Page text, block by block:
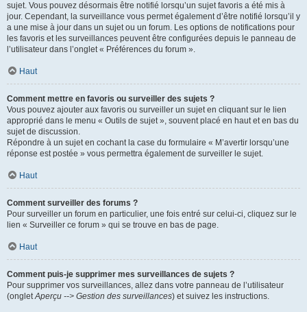
sujet. Vous pouvez désormais être notifié lorsqu’un sujet favoris a été mis à
jour. Cependant, la surveillance vous permet également d’être notifié lorsqu’il y
a une mise à jour dans un sujet ou un forum. Les options de notifications pour
les favoris et les surveillances peuvent être configurées depuis le panneau de
l’utilisateur dans l’onglet « Préférences du forum ».
Haut
Comment mettre en favoris ou surveiller des sujets ?
Vous pouvez ajouter aux favoris ou surveiller un sujet en cliquant sur le lien
approprié dans le menu « Outils de sujet », souvent placé en haut et en bas du
sujet de discussion.
Répondre à un sujet en cochant la case du formulaire « M’avertir lorsqu’une
réponse est postée » vous permettra également de surveiller le sujet.
Haut
Comment surveiller des forums ?
Pour surveiller un forum en particulier, une fois entré sur celui-ci, cliquez sur le
lien « Surveiller ce forum » qui se trouve en bas de page.
Haut
Comment puis-je supprimer mes surveillances de sujets ?
Pour supprimer vos surveillances, allez dans votre panneau de l’utilisateur
(ongletAperçu --> Gestion des surveillances) et suivez les instructions.